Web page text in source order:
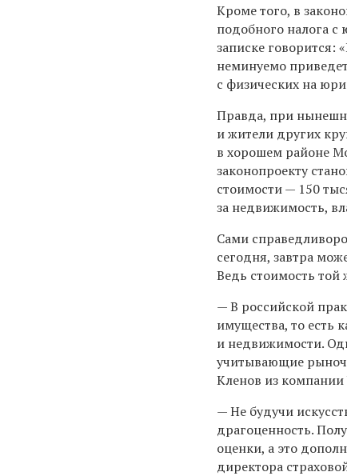
Кроме того, в
подобного налога
записке говорится:
неминуемо
с физических на
Правда, при
и жители других
в хорошем районе
законопроекту
стоимости — 150
за недвижимость,
Сами
сегодня, завтра
Ведь стоимость
— В российской
имущества, то есть
и недвижимости.
учитывающие
Кленов из компании
— Не будучи
драгоценность.
оценки, а это
директора